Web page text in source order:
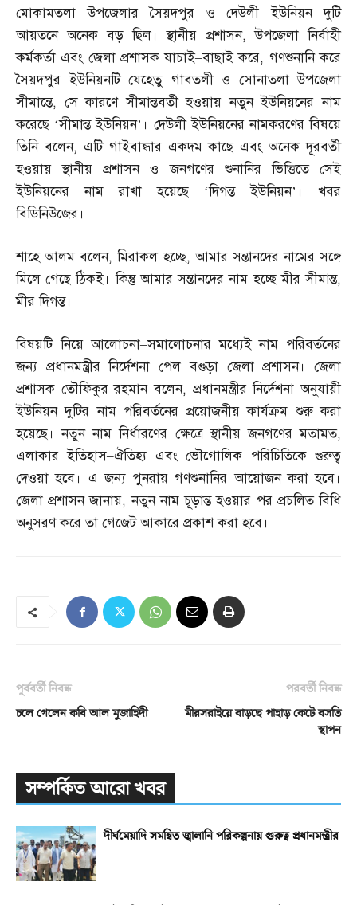
মোকামতলা উপজেলার সৈয়দপুর ও দেউলী ইউনিয়ন দুটি
আয়তনে অনেক বড় ছিল। স্থানীয় প্রশাসন,উপজেলা নির্বাহী
কর্মকর্তা এবং জেলা প্রশাসক যাচাই–বাছাই করে, গণশুনানি করে
সৈয়দপুর ইউনিয়নটি যেহেতু গাবতলী ও সোনাতলা উপজেলা
সীমান্তে, সে কারণে সীমান্তবর্তী হওয়ায় নতুন ইউনিয়নের নাম
করেছে ‘সীমান্ত ইউনিয়ন’। দেউলী ইউনিয়নের নামকরণের বিষয়ে
তিনি বলেন, এটি গাইবান্ধার একদম কাছে এবং অনেক দূরবর্তী
হওয়ায় স্থানীয় প্রশাসন ও জনগণের শুনানির ভিত্তিতে সেই
ইউনিয়নের নাম রাখা হয়েছে ‘দিগন্ত ইউনিয়ন’। খবর
বিডিনিউজের।
শাহে আলম বলেন,মিরাকল হচ্ছে,আমার সন্তানদের নামের সঙ্গে
মিলে গেছে ঠিকই। কিন্তু আমার সন্তানদের নাম হচ্ছে মীর সীমান্ত,
মীর দিগন্ত।
বিষয়টি নিয়ে আলোচনা–সমালোচনার মধ্যেই নাম পরিবর্তনের
জন্য প্রধানমন্ত্রীর নির্দেশনা পেল বগুড়া জেলা প্রশাসন। জেলা
প্রশাসক তৌফিকুর রহমান বলেন, প্রধানমন্ত্রীর নির্দেশনা অনুযায়ী
ইউনিয়ন দুটির নাম পরিবর্তনের প্রয়োজনীয় কার্যক্রম শুরু করা
হয়েছে। নতুন নাম নির্ধারণের ক্ষেত্রে স্থানীয় জনগণের মতামত,
এলাকার ইতিহাস–ঐতিহ্য এবং ভৌগোলিক পরিচিতিকে গুরুত্ব
দেওয়া হবে। এ জন্য পুনরায় গণশুনানির আয়োজন করা হবে।
জেলা প্রশাসন জানায়,নতুন নাম চূড়ান্ত হওয়ার পর প্রচলিত বিধি
অনুসরণ করে তা গেজেট আকারে প্রকাশ করা হবে।
পূর্ববর্তী নিবন্ধ
চলে গেলেন কবি আল মুজাহিদী
পরবর্তী নিবন্ধ
মীরসরাইয়ে বাড়ছে পাহাড় কেটে বসতি
স্থাপন
সম্পর্কিত আরো খবর
দীর্ঘমেয়াদি সমন্বিত জ্বালানি পরিকল্পনায় গুরুত্ব প্রধানমন্ত্রীর